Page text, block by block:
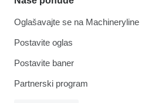
Oglašavajte se na Machineryline
Postavite oglas
Postavite baner
Partnerski program